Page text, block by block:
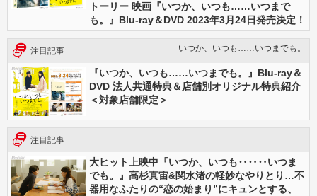
トーリー 映画『いつか、いつも……いつまで
も。』Blu-ray＆DVD 2023年3月24日発売決定！
注目記事 いつか、いつも……いつまでも。
『いつか、いつも……いつまでも。』Blu-ray＆
DVD 法人共通特典＆店舗別オリジナル特典紹介
＜対象店舗限定＞
注目記事
大ヒット上映中『いつか、いつも‥‥‥いつま
でも。』高杉真宙&関水渚の軽妙なやりとり…不
器用なふたりの“恋の始まり”にキュンとする、